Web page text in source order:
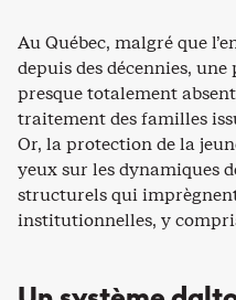
Au Québec, malgré que
depuis des décennies,
presque totalement
traitement des familles
Or, la protection de la
yeux sur les dynamiques
structurels qui
institutionnelles, y